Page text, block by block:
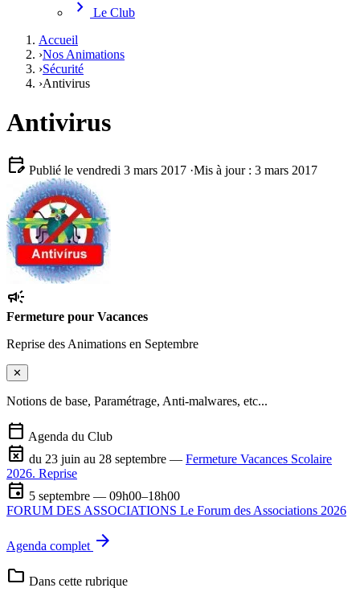
chevron_right
Le Club
Accueil
›Nos Animations
›Sécurité
›Antivirus
Antivirus
edit_calendar Publié le vendredi 3 mars 2017 ·Mis à jour : 3 mars 2017
campaign
Fermeture pour Vacances
Reprise des Animations en Septembre
✕
Notions de base, Paramétrage, Anti-malwares, etc...
calendar_today Agenda du Club
event_busy du 23 juin au 28 septembre — Fermeture Vacances Scolaire
2026. Reprise
event 5 septembre — 09h00–18h00
FORUM DES ASSOCIATIONS Le Forum des Associations 2026
Agenda complet arrow_forward
folder Dans cette rubrique